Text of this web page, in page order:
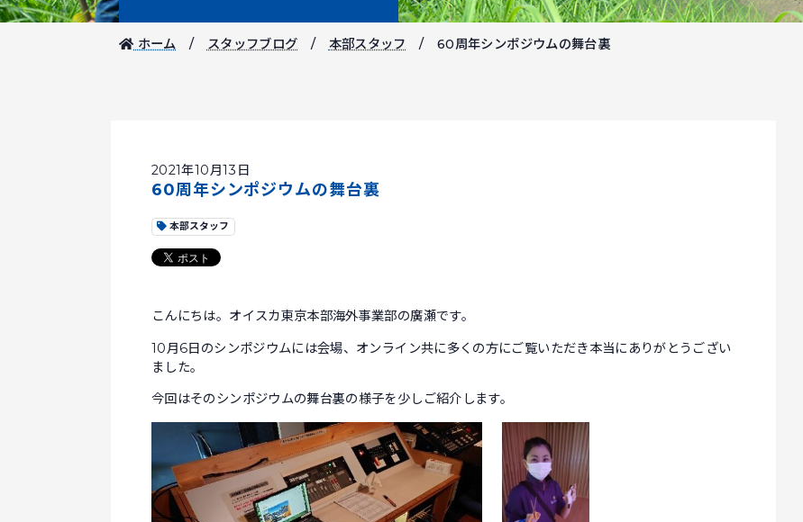
ホーム スタッフブログ 本部スタッフ 60周年シンポジウムの舞台裏
2021年10月13日
60周年シンポジウムの舞台裏
本部スタッフ
こんにちは。オイスカ東京本部海外事業部の廣瀬です。
10月6日のシンポジウムには会場、オンライン共に多くの方にご覧いただき本当にありがとうござい
ました。
今回はそのシンポジウムの舞台裏の様子を少しご紹介します。